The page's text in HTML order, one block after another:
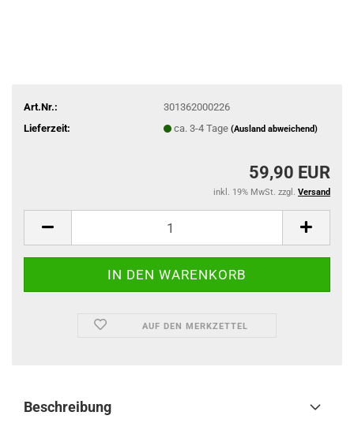
Art.Nr.:
301362000226
Lieferzeit:
ca. 3-4 Tage (Ausland abweichend)
59,90 EUR
inkl. 19% MwSt. zzgl. Versand
AUF DEN MERKZETTEL
Beschreibung